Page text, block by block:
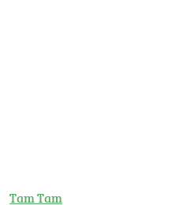
Tam Tam